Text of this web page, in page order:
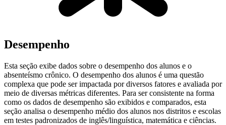
Desempenho
Esta seção exibe dados sobre o desempenho dos alunos e o
absenteísmo crônico. O desempenho dos alunos é uma questão
complexa que pode ser impactada por diversos fatores e avaliada por
meio de diversas métricas diferentes. Para ser consistente na forma
como os dados de desempenho são exibidos e comparados, esta
seção analisa o desempenho médio dos alunos nos distritos e escolas
em testes padronizados de inglês/linguística, matemática e ciências.